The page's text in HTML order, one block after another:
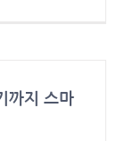
까지 스마